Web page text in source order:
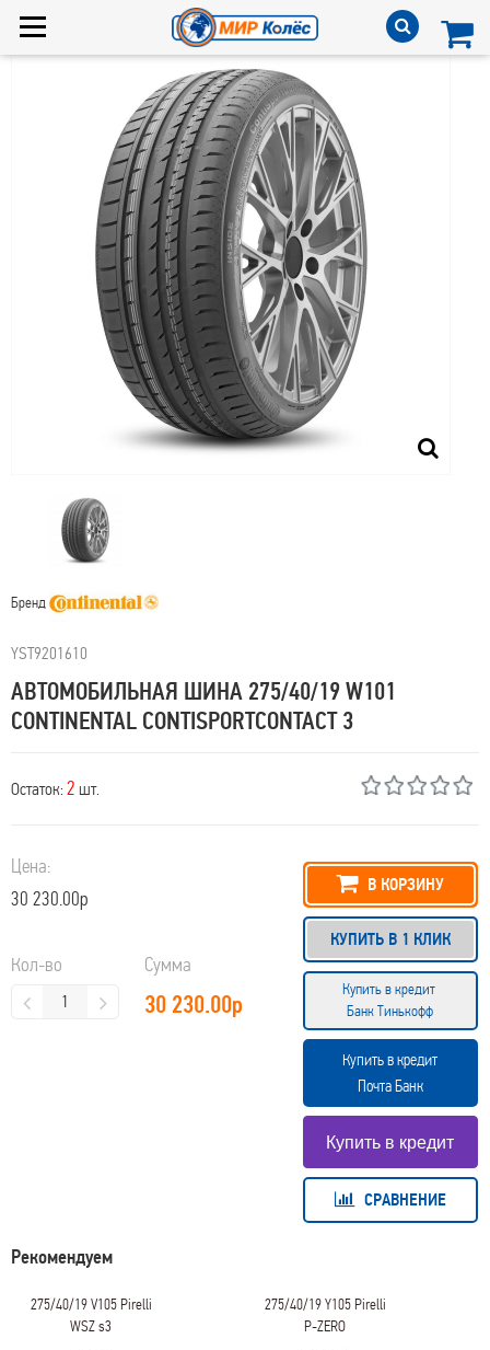
Бренд
YST9201610
АВТОМОБИЛЬНАЯ ШИНА 275/40/19 W101
CONTINENTAL CONTISPORTCONTACT 3
Остаток: 2 шт.
Цена:
30 230.00р
Кол-во Сумма
30 230.00р
В КОРЗИНУ
КУПИТЬ В 1 КЛИК
Купить в кредит
Банк Тинькофф
Купить в кредит
Почта Банк
СРАВНЕНИЕ
Рекомендуем
275/40/19 V105 Pirelli
WSZ s3
275/40/19 Y105 Pirelli
P-ZERO